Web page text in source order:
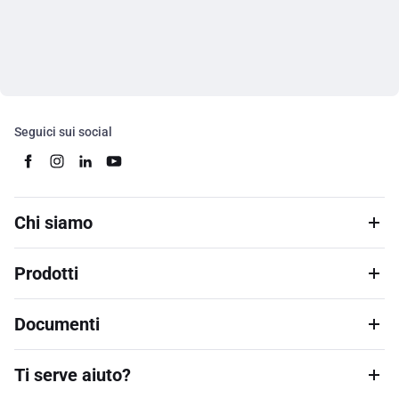
Seguici sui social
Chi siamo
Prodotti
Documenti
Ti serve aiuto?